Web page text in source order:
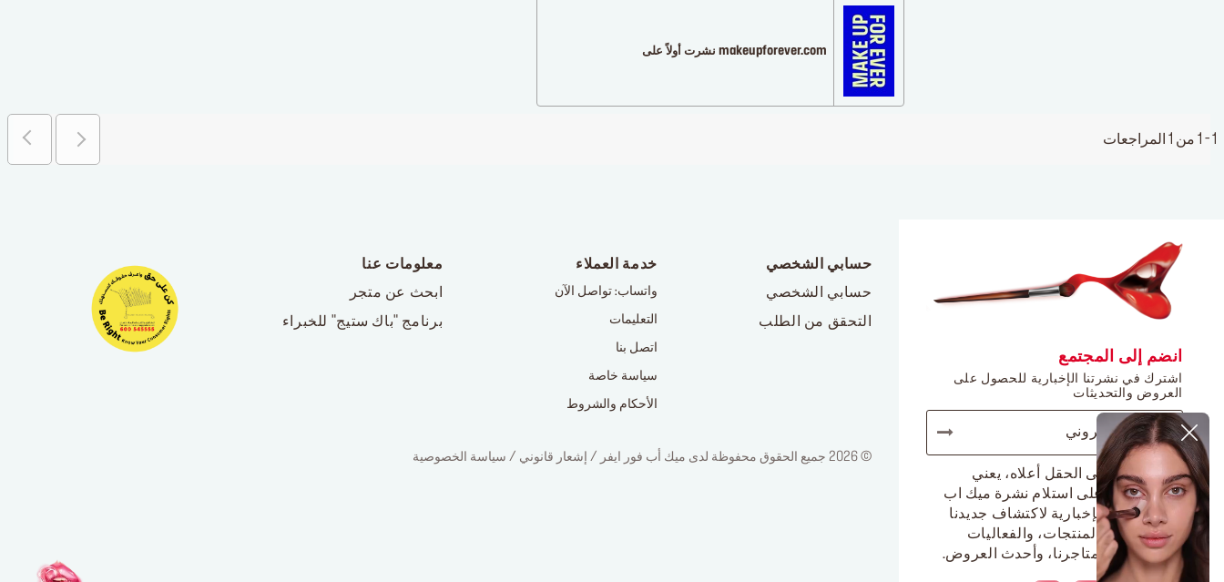
makeupforever.com نشرت أولاً على
1 - 1 من 1 المراجعات
انضم إلى المجتمع
اشترك في نشرتنا الإخبارية للحصول على
العروض والتحديثات
الضغط على الحقل أعلاه، يعني
موافقتك على استلام نشرة ميك اب
فور ايفر الإخبارية لاكتشاف جديدنا
من أجمل المنتجات، والفعاليات
الحصرية بمتاجرنا، وأحدث العروض.
حسابي الشخصي
حسابي الشخصي
التحقق من الطلب
خدمة العملاء
واتساب: تواصل الآن
التعليمات
اتصل بنا
سياسة خاصة
الأحكام والشروط
معلومات عنا
ابحث عن متجر
برنامج "باك ستيج" للخبراء
© 2026 جميع الحقوق محفوظة لدى ميك أب فور ايفر / إشعار قانوني / سياسة الخصوصية